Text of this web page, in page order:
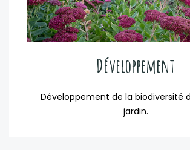
Développement
Développement de la biodiversité
jardin.